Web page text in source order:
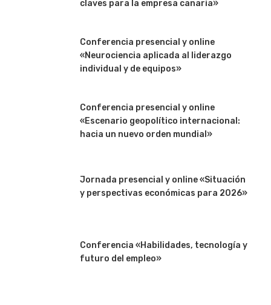
claves para la empresa canaria»
Conferencia presencial y online
«Neurociencia aplicada al liderazgo
individual y de equipos»
Conferencia presencial y online
«Escenario geopolítico internacional:
hacia un nuevo orden mundial»
Jornada presencial y online «Situación
y perspectivas económicas para 2026»
Conferencia «Habilidades, tecnología y
futuro del empleo»